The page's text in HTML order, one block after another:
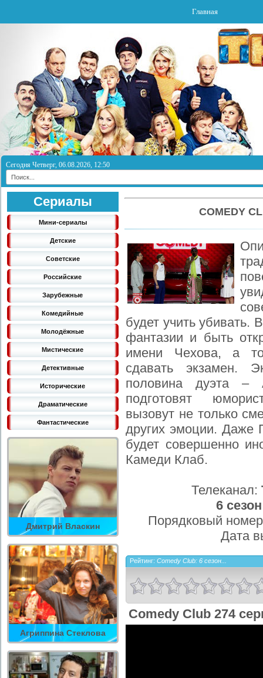
Главная
Сегодня Четверг, 06.08.2026, 12:50
Сериалы
Мини-сериалы
Детские
Советские
Российские
Зарубежные
Комедийные
Молодёжные
Мистические
Детективные
Исторические
Драматические
Фантастические
Дмитрий Власкин
Агриппина Стеклова
COMEDY
будет учить убивать.
фантазии и быть
имени Чехова, а
сдавать экзамен.
половина дуэта
подготовят
вызовут не только
других эмоции.
будет совершенно
Камеди Клаб.
Телеканал:
6 сезон
Порядковый
Дата
Рейтинг: Comedy Club: 6 сезон...
Comedy Club 274